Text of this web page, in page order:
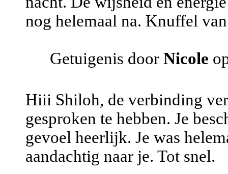
nog helemaal na. Knuffel
Getuigenis door Nicole
Hiii Shiloh, de verbinding
gesproken te hebben. Je
gevoel heerlijk. Je was
aandachtig naar je. Tot snel.